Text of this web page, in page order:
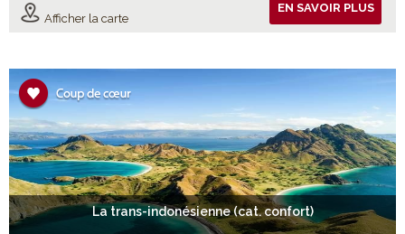
Afficher la carte
EN SAVOIR PLUS
La trans-indonésienne (cat. confort)